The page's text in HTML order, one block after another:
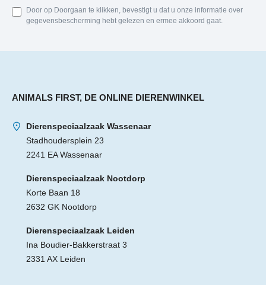
Door op Doorgaan te klikken, bevestigt u dat u onze informatie over
gegevensbescherming hebt gelezen en ermee akkoord gaat.
ANIMALS FIRST, DE ONLINE DIERENWINKEL
Dierenspeciaalzaak Wassenaar
Stadhoudersplein 23
2241 EA Wassenaar
Dierenspeciaalzaak Nootdorp
Korte Baan 18
2632 GK Nootdorp
Dierenspeciaalzaak Leiden
Ina Boudier-Bakkerstraat 3
2331 AX Leiden